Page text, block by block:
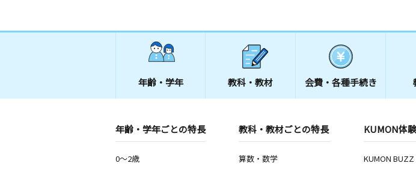
年齢・学年 教科・教材 会費・ 各種手続き
年齢・学年ごとの特長
0～2歳
教科・教材ごとの特長
算数・数学
KUMON体
KUMON BUZZ